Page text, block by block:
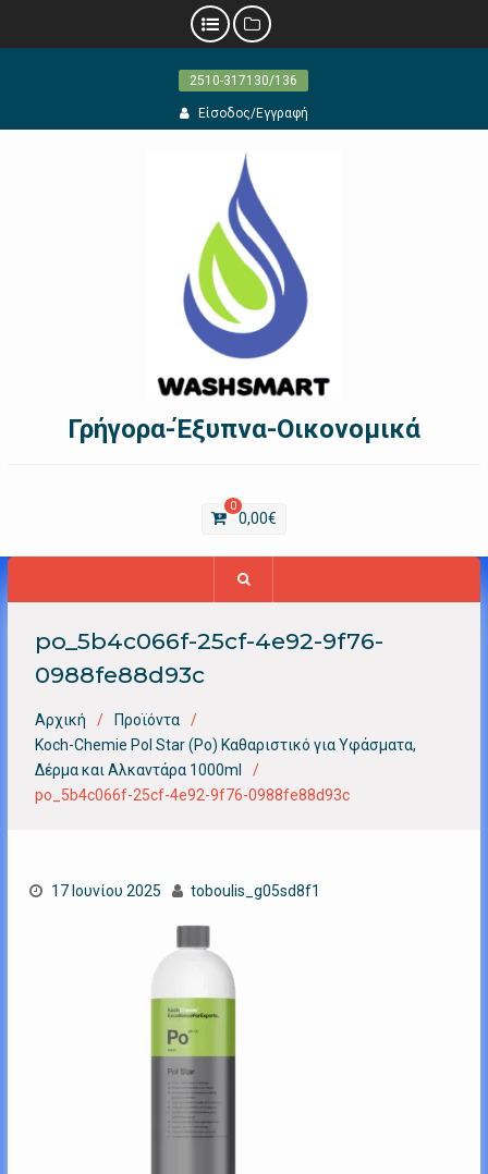
2510-317130/136
Είσοδος/Εγγραφή
Γρήγορα-Έξυπνα-Οικονομικά
0
0,00€
po_5b4c066f-25cf-4e92-9f76-
0988fe88d93c
Αρχική
Προϊόντα
Koch-Chemie Pol Star (Po) Καθαριστικό για Υφάσματα,
Δέρμα και Αλκαντάρα 1000ml
po_5b4c066f-25cf-4e92-9f76-0988fe88d93c
17 Ιουνίου 2025 toboulis_g05sd8f1